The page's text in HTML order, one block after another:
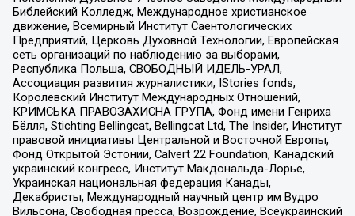
Библейский Колледж, Международное христианское
движение, Всемирный Институт Саентологических
Предприятий, Церковь Духовной Технологии, Европейская
сеть организаций по наблюдению за выборами,
Республика Польша, СВОБОДНЫЙ ИДЕЛЬ-УРАЛ,
Ассоциация развития журналистики, IStories fonds,
Королевский Институт Международных Отношений,
КРИМСЬКА ПРАВОЗАХИСНА ГРУПА, Фонд имени Генриха
Бёлля, Stichting Bellingcat, Bellingcat Ltd, The Insider, Институт
правовой инициативы Центральной и Восточной Европы,
Фонд Открытой Эстонии, Calvert 22 Foundation, Канадский
украинский конгресс, Институт Макдональда-Лорье,
Украинская национальная федерация Канады,
Декабристы, Международный научный центр им Вудро
Вильсона, Свободная пресса, Возрождение, Всеукраинский